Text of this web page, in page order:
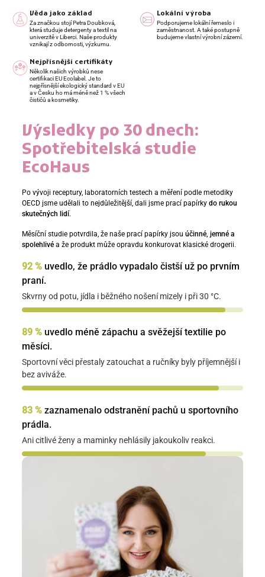
Věda jako základ
Za značkou stojí Petra Doubková,
která studuje detergenty a textil na
univerzitě v Liberci. Naše produkty
vznikají z odbornosti, výzkumu.
Lokální výroba
Podporujeme lokální řemeslo i
zaměstnanost. A také postupně
budujeme vlastní výrobní zázemí.
Nejpřísnější certifikáty
Několik našich výrobků nese
certifikaci EU Ecolabel. Je to
nejpřísnější ekologický standard v EU
a v Česku ho má méně než 1 % všech
čističů a kosmetiky.
Výsledky po 30 dnech:
Spotřebitelská studie
EcoHaus
Po vývoji receptury, laboratorních testech a měření podle metodiky
OECD jsme udělali to nejdůležitější, dali jsme prací papírky do rukou
skutečných lidí.
Měsíční studie potvrdila, že naše prací papírky jsou účinné, jemné a
spolehlivéa že produkt může opravdu konkurovat klasické drogerii.
92 %uvedlo, že prádlo vypadalo čistší už po prvním
praní.
Skvrny od potu, jídla i běžného nošení mizely i při 30 °C.
89 %uvedlo méně zápachu a svěžejší textilie po
měsíci.
Sportovní věci přestaly zatouchat a ručníky byly příjemnější i
bez aviváže.
83 %zaznamenalo odstranění pachů u sportovního
prádla.
Ani citlivé ženy a maminky nehlásily jakoukoliv reakci.